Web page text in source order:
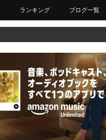
ランキング ブログ一覧